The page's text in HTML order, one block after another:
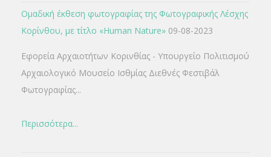
Ομαδική έκθεση φωτογραφίας της Φωτογραφικής Λέσχης
Κορίνθου, με τίτλο «Human Nature» 09-08-2023
Εφορεία Αρχαιοτήτων Κορινθίας - Υπουργείο Πολιτισμού
Αρχαιολογικό Μουσείο Ισθμίας Διεθνές Φεστιβάλ
Φωτογραφίας...
Περισσότερα...